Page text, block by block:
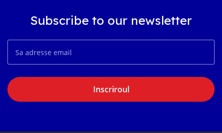
Subscribe to our newsletter
Inscriroul